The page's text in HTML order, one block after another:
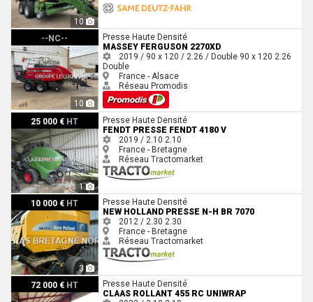
10
--NC--
10
Massey Ferguson 2270XDPresse Haute Densité
MASSEY FERGUSON 2270XD
2019 / 90 x 120 / 2.26 / Double 90 x 120 2.26
Double
France - Alsace
Réseau Promodis
25 000 € HT
1
Fendt PRESSE FENDT 4180 VPresse Haute Densité
FENDT PRESSE FENDT 4180 V
2019 / 2.10 2.10
France - Bretagne
Réseau Tractomarket
10 000 € HT
3
New Holland PRESSE N-H BR 7070Presse Haute Densité
NEW HOLLAND PRESSE N-H BR 7070
2012 / 2.30 2.30
France - Bretagne
Réseau Tractomarket
72 000 € HT
Claas ROLLANT 455 RC UNIWRAPPresse Haute Densité
CLAAS ROLLANT 455 RC UNIWRAP